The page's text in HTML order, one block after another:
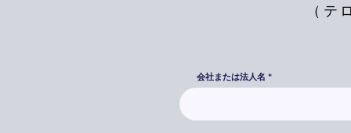
（
会社または法人名